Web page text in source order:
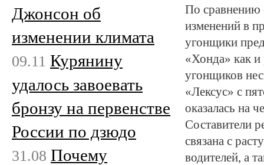
По сравнению
изменений в
угонщики
«Хонда» как
угонщиков
«Лексус» с
оказалась на
Составители
связана с
водителей, а
Джонсон об
изменении климата
09.11 Курянину
удалось завоевать
бронзу на первенстве
России по дзюдо
31.08 Почему